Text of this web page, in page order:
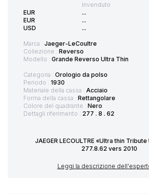
EUR
EUR
USD
Invenduto
...
...
...
Marca : Jaeger-LeCoultre
Collezione : Reverso
Modello : Grande Reverso Ultra Thin
Categoria : Orologio da polso
Periodo : 1930
Materiale della cassa : Acciaio
Forma della cassa : Rettangolare
Colore del quadrante : Nero
Dettagli riferimento : 277 . 8 . 62
JAEGER LECOULTRE «Ultra thin Tribute
277.8.62 vers 2010
Leggi la descrizione